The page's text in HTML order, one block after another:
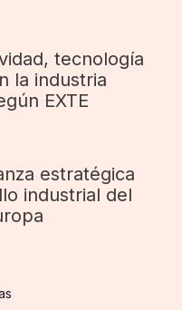
tecnología
la industria
EXTE
estratégica
industrial del